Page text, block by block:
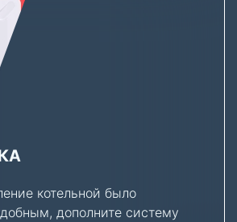
котельной было
дополните систему